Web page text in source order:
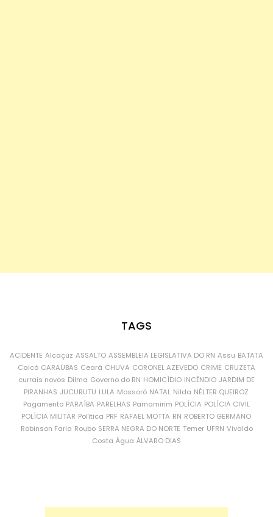
TAGS
ACIDENTE Alcaçuz ASSALTO ASSEMBLEIA LEGISLATIVA DO RN Assu BATATA
Caicó CARAÚBAS Ceará CHUVA CORONEL AZEVEDO CRIME CRUZETA
currais novos Dilma Governo do RN HOMICÍDIO INCÊNDIO JARDIM DE
PIRANHAS JUCURUTU LULA Mossoró NATAL Nilda NÉLTER QUEIROZ
Pagamento PARAÍBA PARELHAS Parnamirim POLÍCIA POLÍCIA CIVIL
POLÍCIA MILITAR Política PRF RAFAEL MOTTA RN ROBERTO GERMANO
Robinson Faria Roubo SERRA NEGRA DO NORTE Temer UFRN Vivaldo
Costa Água ÁLVARO DIAS